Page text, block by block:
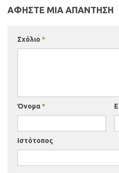
ΑΦΉΣΤΕ ΜΙΑ ΑΠΆΝΤΗΣΗ
Σχόλιο *
Όνομα*
Ιστότοπος